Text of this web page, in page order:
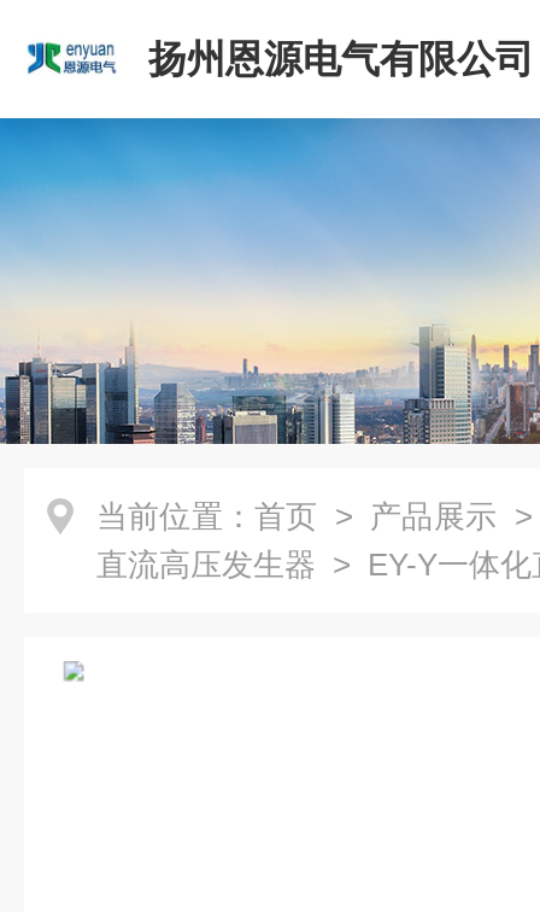
扬州恩源电气有限公司
当前位置： 首页 > 产品展示
直流高压发生器 > EY-Y一体